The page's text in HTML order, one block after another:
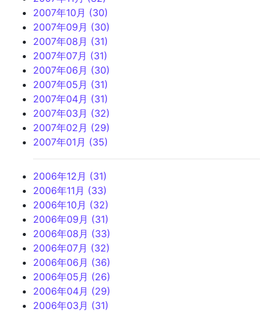
2007年10月 (30)
2007年09月 (30)
2007年08月 (31)
2007年07月 (31)
2007年06月 (30)
2007年05月 (31)
2007年04月 (31)
2007年03月 (32)
2007年02月 (29)
2007年01月 (35)
2006年12月 (31)
2006年11月 (33)
2006年10月 (32)
2006年09月 (31)
2006年08月 (33)
2006年07月 (32)
2006年06月 (36)
2006年05月 (26)
2006年04月 (29)
2006年03月 (31)